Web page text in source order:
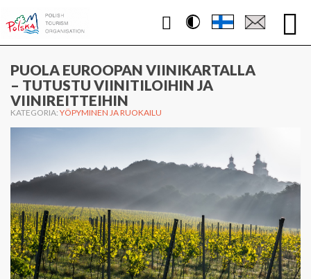
Contrast
WWW.PUOLA.TRAVEL
PUOLA EUROOPAN VIINIKARTALLA
– TUTUSTU VIINITILOIHIN JA
VIINIREITTEIHIN
KATEGORIA: YÖPYMINEN JA RUOKAILU